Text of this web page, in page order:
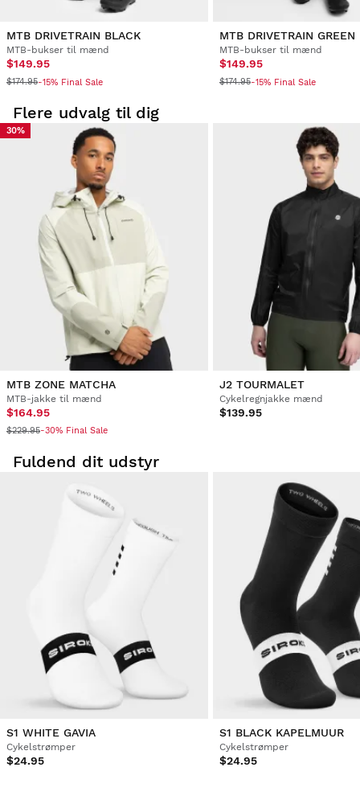
MTB DRIVETRAIN BLACK
MTB-bukser til mænd
$149.95
$174.95-15% Final Sale
MTB DRIVETRAIN GREEN
MTB-bukser til mænd
$149.95
$174.95-15% Final Sale
Flere udvalg til dig
30%
MTB ZONE MATCHA
MTB-jakke til mænd
$164.95
$229.95-30% Final Sale
J2 TOURMALET
Cykelregnjakke mænd
$139.95
Fuldend dit udstyr
S1 WHITE GAVIA
Cykelstrømper
$24.95
S1 BLACK KAPELMUUR
Cykelstrømper
$24.95